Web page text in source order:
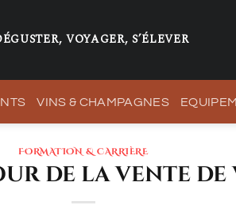
VOYAGER, S’ÉLEVER
VINS & CHAMPAGNES
FORMATION & CARRIÈRE
de la vente